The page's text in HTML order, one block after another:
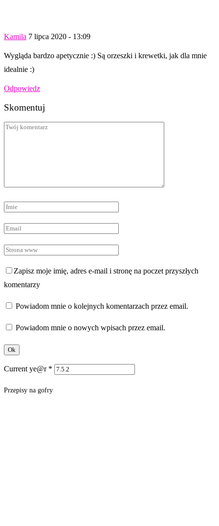
Kamila 7 lipca 2020 - 13:09
Wygląda bardzo apetycznie :) Są orzeszki i krewetki, jak dla mnie
idealnie :)
Odpowiedz
Skomentuj
Zapisz moje imię, adres e-mail i stronę na poczet przyszłych
komentarzy
Powiadom mnie o kolejnych komentarzach przez email.
Powiadom mnie o nowych wpisach przez email.
Current ye@r *
Przepisy na gofry